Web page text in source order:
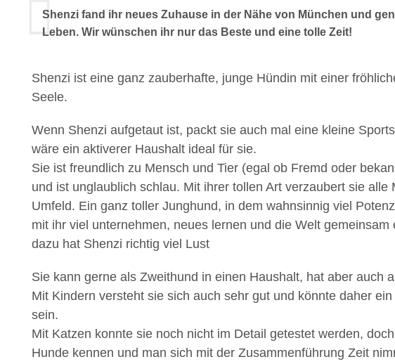
Shenzi fand ihr neues Zuhause in der Nähe von München und
Leben. Wir wünschen ihr nur das Beste und eine tolle Zeit!
Shenzi ist eine ganz zauberhafte, junge Hündin mit einer
Seele.
Wenn Shenzi aufgetaut ist, packt sie auch mal eine kleine
wäre ein aktiverer Haushalt ideal für sie.
Sie ist freundlich zu Mensch und Tier (egal ob Fremd oder
und ist unglaublich schlau. Mit ihrer tollen Art verzaubert sie alle
Umfeld. Ein ganz toller Junghund, in dem wahnsinnig viel
mit ihr viel unternehmen, neues lernen und die Welt gemeinsam
dazu hat Shenzi richtig viel Lust
Sie kann gerne als Zweithund in einen Haushalt, hat aber auch
Mit Kindern versteht sie sich auch sehr gut und könnte daher
sein.
Mit Katzen konnte sie noch nicht im Detail getestet werden,
Hunde kennen und man sich mit der Zusammenführung Zeit